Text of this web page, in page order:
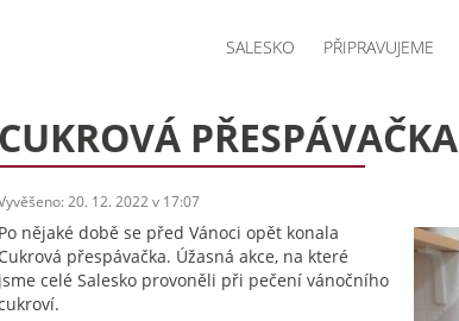
SALESKO PŘIPRAVUJEME
CUKROVÁ PŘESPÁVAČKA
20. 12. 2022 v 17:07
Po nějaké době se před Vánoci opět konala
Cukrová přespávačka. Úžasná akce, na které
jsme celé Salesko provoněli při pečení vánočního